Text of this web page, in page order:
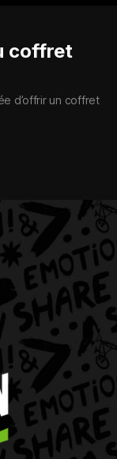
coffret
d’offrir un coffret